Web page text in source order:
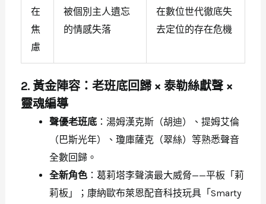
在
焦
慮
被個別主人遺忘
的情感失落
在數位世代徹底失
去定位的存在危機
2. 黃金陣容：老班底回歸 × 泰勒絲獻聲 ×
靈魂編導
聲優老班底：湯姆漢克斯（胡迪）、提姆艾倫
（巴斯光年）、瓊庫薩克（翠絲）等熟悉聲音
全數回歸。
全新角色：葛莉塔李聲演最大威脅——平板「莉
莉板」；康納歐布萊恩配音科技玩具「Smarty